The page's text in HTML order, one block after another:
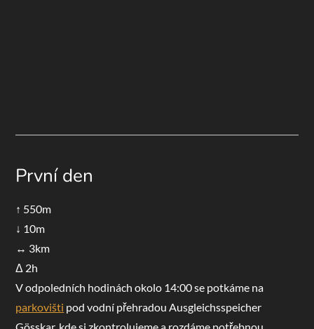
První den
↑ 550m
↓ 10m
↔ 3km
Δ 2h
V odpoledních hodinách okolo 14:00 se potkáme na
parkovišti pod vodní přehradou Ausgleichsspeicher